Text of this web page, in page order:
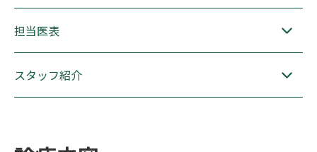
担当医表
スタッフ紹介